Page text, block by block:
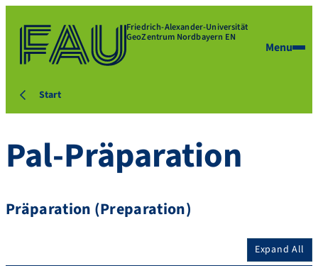
Friedrich-Alexander-Universität
GeoZentrum Nordbayern EN
Menu
Start
Pal-Präparation
Präparation (Preparation)
Expand All